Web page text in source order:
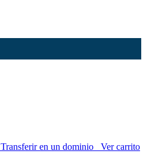
Transferir en un dominio Ver carrito